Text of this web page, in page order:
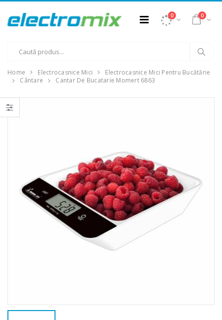
0 0
Home Electrocasnice Mici
Electrocasnice Mici Pentru Bucătărie
Cântare
Cantar De Bucatarie Momert 6863